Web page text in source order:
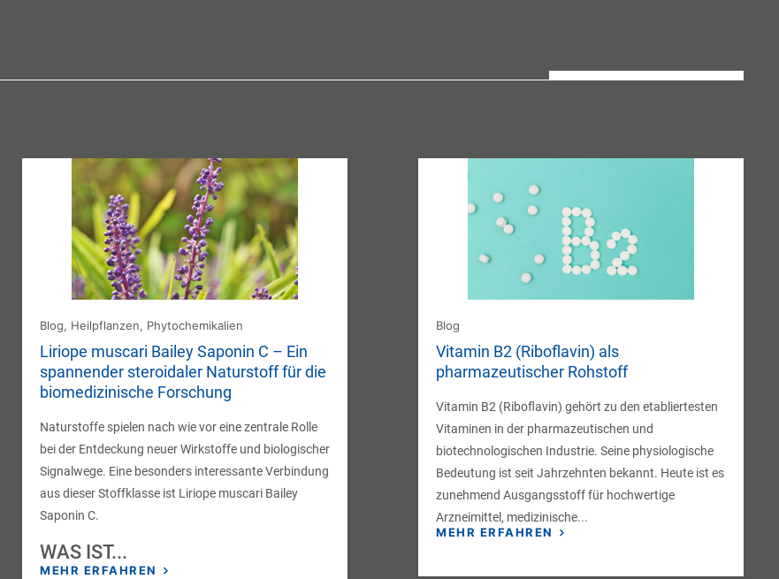
Blog, Heilpflanzen, Phytochemikalien
Liriope muscari Bailey Saponin C – Ein
spannender steroidaler Naturstoff für die
biomedizinische Forschung
Naturstoffe spielen nach wie vor eine zentrale Rolle
bei der Entdeckung neuer Wirkstoffe und biologischer
Signalwege. Eine besonders interessante Verbindung
aus dieser Stoffklasse ist Liriope muscari Bailey
Saponin C.
WAS IST...
MEHR ERFAHREN
Blog
Vitamin B2 (Riboflavin) als
pharmazeutischer Rohstoff
Vitamin B2 (Riboflavin) gehört zu den etabliertesten
Vitaminen in der pharmazeutischen und
biotechnologischen Industrie. Seine physiologische
Bedeutung ist seit Jahrzehnten bekannt. Heute ist es
zunehmend Ausgangsstoff für hochwertige
Arzneimittel, medizinische...
MEHR ERFAHREN